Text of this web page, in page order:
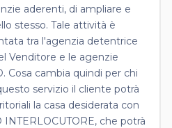
aderenti, di ampliare e
stesso. Tale attività è
tra l'agenzia detentrice
Venditore e le agenzie
Cosa cambia quindi per chi
servizio il cliente potrà
la casa desiderata con
che potrà